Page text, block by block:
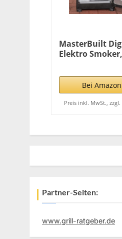
MasterBuilt
Elektro
Bei
Preis inkl. MwSt.,
Partner-Seiten:
www.grill-ratgeber.de